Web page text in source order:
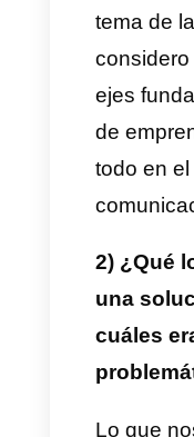
de mi
lo que
es
a
a la